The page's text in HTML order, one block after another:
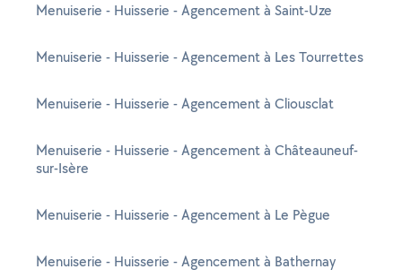
Menuiserie - Huisserie - Agencement à Saint-Uze
Menuiserie - Huisserie - Agencement à Les Tourrettes
Menuiserie - Huisserie - Agencement à Cliousclat
Menuiserie - Huisserie - Agencement à Châteauneuf-
sur-Isère
Menuiserie - Huisserie - Agencement à Le Pègue
Menuiserie - Huisserie - Agencement à Bathernay